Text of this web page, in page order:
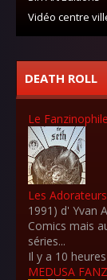
Vidéo centre
DEATH ROLL
Le Fanzinophile
Les
1991) d' Yvan
Comics mais
séries...
Il y a 10 heures
MEDUSA